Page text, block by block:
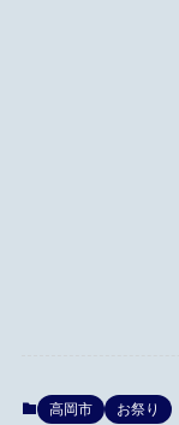
高岡市 お祭り